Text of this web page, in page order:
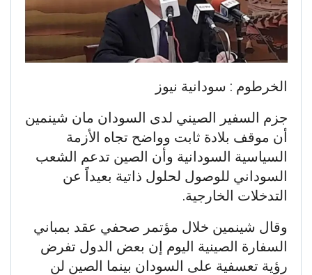
الخرطوم : سودانية نيوز
جزم السفير الصيني لدى السودان مان شينمين
أن موقف بلادة ثابت وواضح تجاه الأزمة
السياسية السودانية وأن الصين تدعم الشعب
السوداني للوصول لحلول ذاتية بعيداً عن
التدخلات الخارجية.
وقال شينمين خلال مؤتمر صحفي عقد بمباني
السفارة الصينية اليوم إن بعض الدول تفرض
رؤية تعسفية على السودان بينما الصين لن